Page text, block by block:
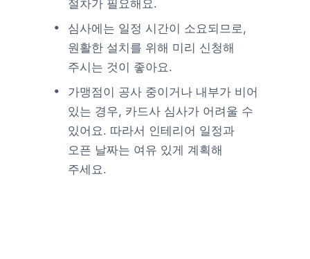
절차가 필요해요.
심사에는 일정 시간이 소요되므로,
원활한 설치를 위해 미리 신청해
주시는 것이 좋아요.
가맹점이 공사 중이거나 내부가 비어
있는 경우, 카드사 심사가 어려울 수
있어요. 따라서 인테리어 일정과
오픈 날짜는 여유 있게 계획해
주세요.